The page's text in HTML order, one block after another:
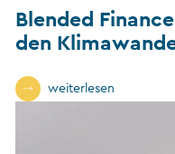
Blended
den
weiterlesen